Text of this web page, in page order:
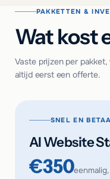
PAKKETTEN &
Wat kost
Vaste prijzen per
altijd eerst een offerte.
SNEL EN
AI Website
€350